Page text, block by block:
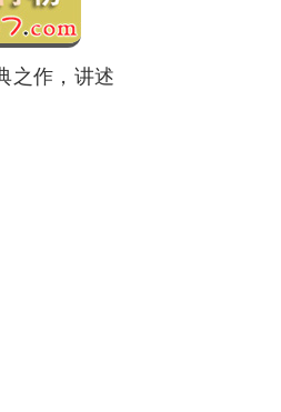
之作，讲述